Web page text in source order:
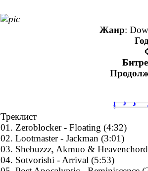
Жанр:
Треклист
01. Zeroblocker - Floating (4:32)
02. Lootmaster - Jackman (3:01)
03. Shebuzzz, Akmuo &
04. Sotvorishi - Arrival (5:53)